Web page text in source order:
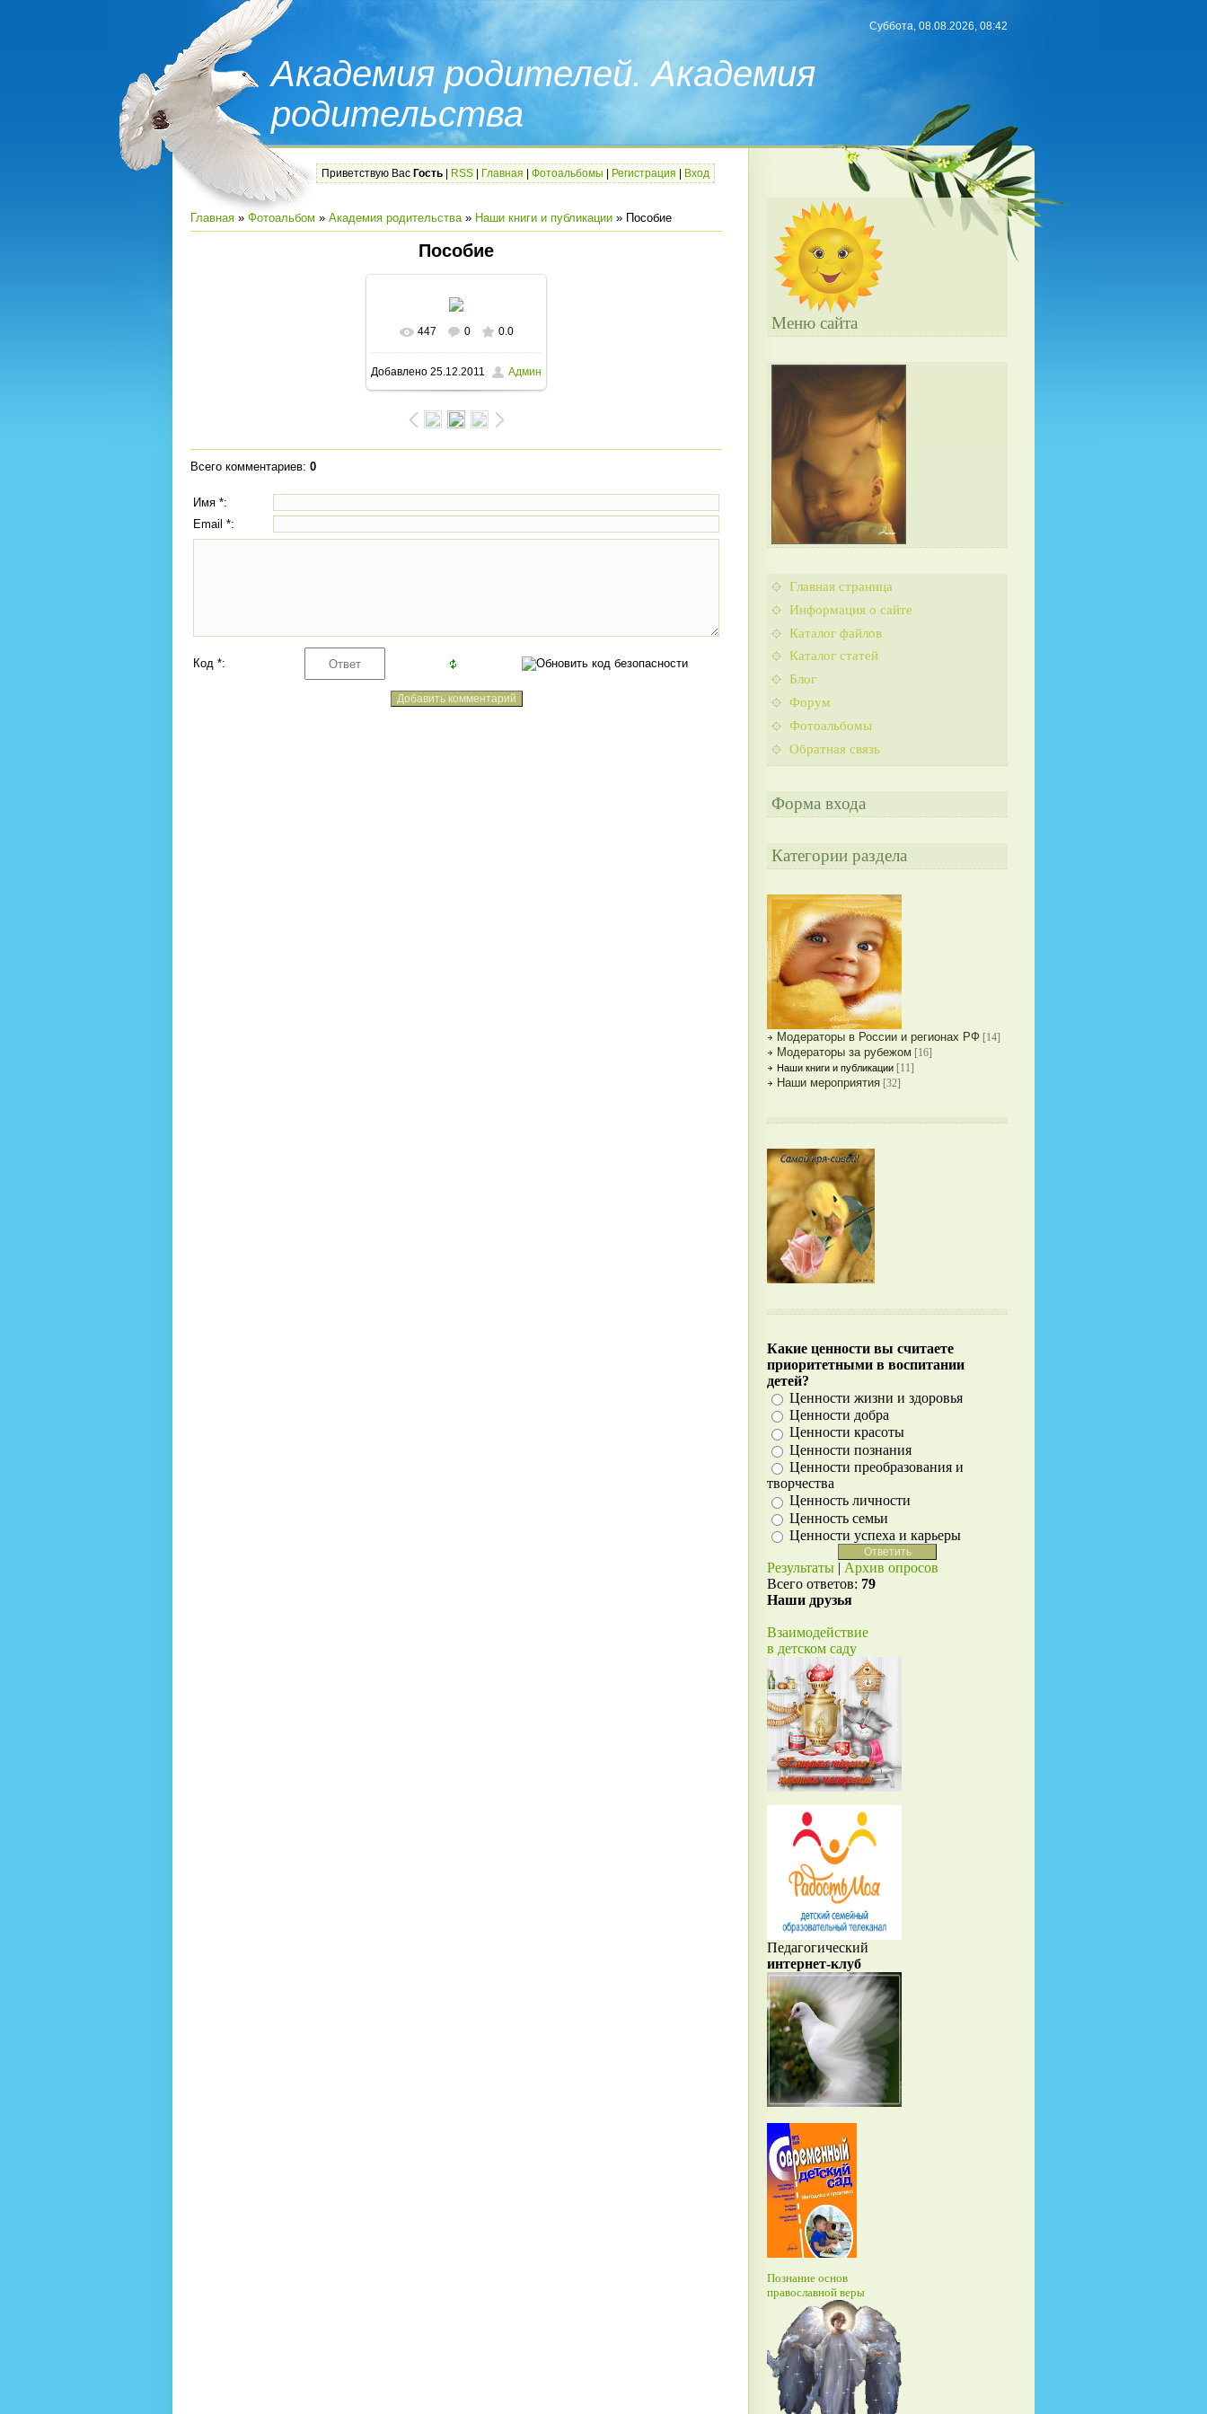
Академия родителей. Академия
родительства
Суббота, 08.08.2026, 08:42
Приветствую Вас Гость RSS Главная Фотоальбомы Регистрация Вход
Главная » Фотоальбом » Академия родительства» Наши книги и публикации » Пособие
Пособие
447 0 0.0
Добавлено 25.12.2011 Админ
Всего комментариев: 0
Имя *:
Email *:
Код *:
Меню сайта
Главная страница
Информация о сайте
Каталог файлов
Каталог статей
Блог
Форум
Фотоальбомы
Обратная связь
Форма входа
Категории раздела
Модераторы в России и регионах РФ [14]
Модераторы за рубежом [16]
Наши книги и публикации [11]
Наши мероприятия [32]
Какие ценности вы считаете
приоритетными в воспитании
детей?
Ценности жизни и здоровья
Ценности добра
Ценности красоты
Ценности познания
Ценности преобразования и
творчества
Ценность личности
Ценность семьи
Ценности успеха и карьеры
Результаты | Архив опросов
Всего ответов: 79
Наши друзья
Взаимодействие
в детском саду
Педагогический
интернет-клуб
Познание основ
православной веры